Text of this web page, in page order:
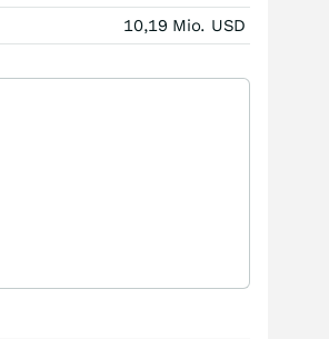
10,19 Mio. USD